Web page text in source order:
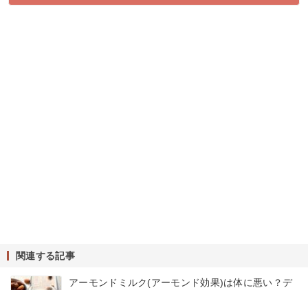
関連する記事
アーモンドミルク(アーモンド効果)は体に悪い？デ